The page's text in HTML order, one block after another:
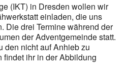
(IKT) in Dresden wollen wir
einladen, die uns
Die drei Termine während der
der Adventgemeinde statt.
den nicht auf Anhieb zu
ihr in der Abbildung